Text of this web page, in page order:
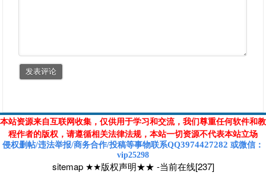
本站资源来自互联网收集，仅供用于学习和交流，我们尊重任何软件和教
程作者的版权，请遵循相关法律法规，本站一切资源不代表本站立场
侵权删帖/违法举报/商务合作/投稿等事物联系QQ3974427282 或微信 ：
vip25298
sitemap ★★版权声明★★ -当前在线[237]